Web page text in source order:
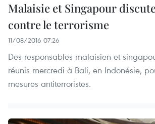
Malaisie et Singapour
contre le terrorisme
11/08/2016 07:26
Des responsables malaisien et
réunis mercredi à Bali, en Indonésie,
mesures antiterroristes.